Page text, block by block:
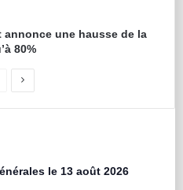
annonce une hausse de la
80%
le 13 août 2026